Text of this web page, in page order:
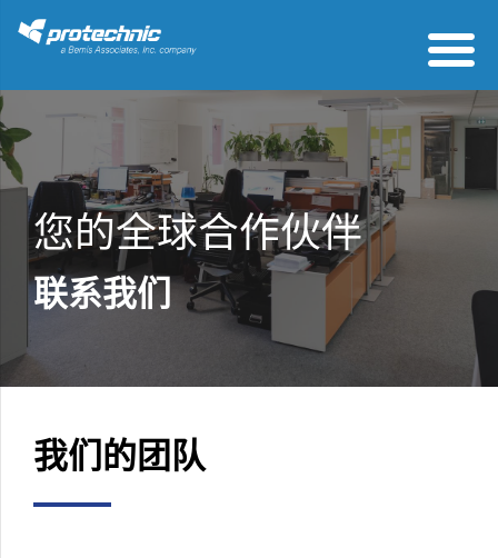
您的全球合作伙伴
联系我们
我们的团队